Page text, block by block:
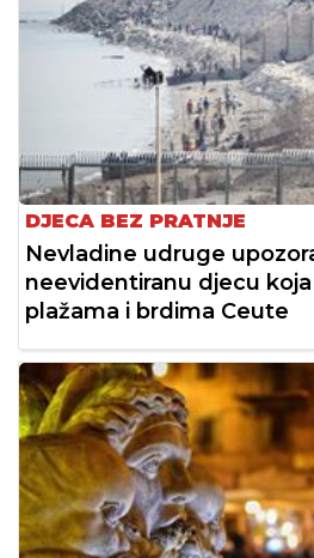
DJECA BEZ PRATNJE
Nevladine udruge
neevidentiranu djecu
plažama i brdima Ceute